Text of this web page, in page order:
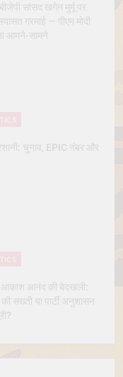
सांसद खगेन मुर्मू पर
गरमाई — पीएम मोदी
आमने-सामने
चुनाव, EPIC नंबर और
आकाश आनंद की बेदखली:
की सख्ती या पार्टी अनुशासन